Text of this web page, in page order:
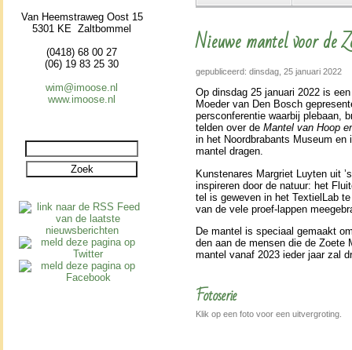
Van Heemstraweg Oost 15
5301 KE Zaltbommel
(0418) 68 00 27
(06) 19 83 25 30
wim@imoose.nl
www.imoose.nl
Nieuwe mantel voor de
gepubliceerd: dinsdag, 25 januari 2022
Op dins­dag 25 januari 2022 is
Moeder van Den Bosch
pers­con­fe­ren­tie waarbij ple­baan,
tel­den over de Mantel van Hoop
in het Noordbrabants Museum en
man­tel dragen.
Kunstenares Margriet Luyten uit
in­spi­re­ren door de natuur: het
tel is geweven in het TextielLab
van de vele proef-lappen
De man­tel is speciaal gemaakt
den aan de mensen die de Zoete
man­tel vanaf 2023 ieder jaar zal
Fotoserie
Klik op een foto voor een uitvergroting.